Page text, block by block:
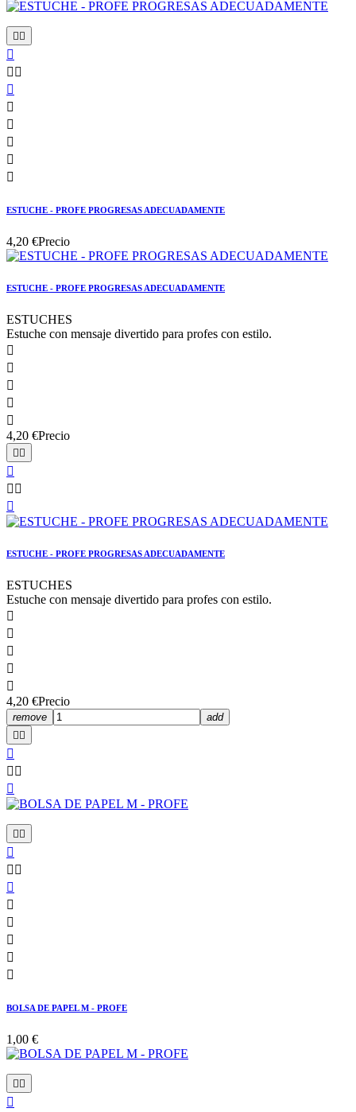
 

 






ESTUCHE - PROFE PROGRESAS ADECUADAMENTE
4,20 €Precio
ESTUCHE - PROFE PROGRESAS ADECUADAMENTE
ESTUCHES
Estuche con mensaje divertido para profes con estilo.





4,20 €Precio
 

 

ESTUCHE - PROFE PROGRESAS ADECUADAMENTE
ESTUCHES
Estuche con mensaje divertido para profes con estilo.





4,20 €Precio
remove
add
 

 

 

 






BOLSA DE PAPEL M - PROFE
1,00 €
 
